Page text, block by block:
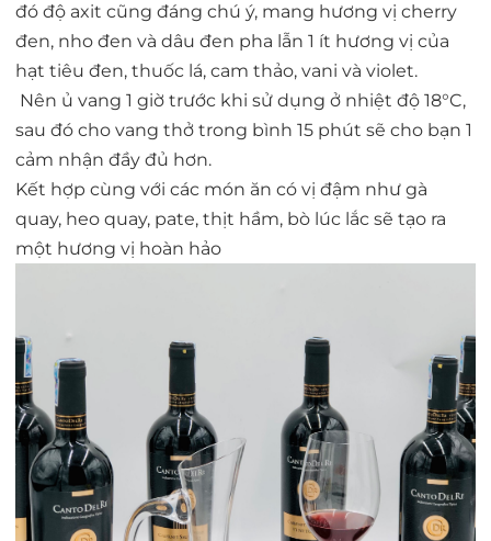
đó độ axit cũng đáng chú ý, mang hương vị cherry
đen, nho đen và dâu đen pha lẫn 1 ít hương vị của
hạt tiêu đen, thuốc lá, cam thảo, vani và violet.
Nên ủ vang 1 giờ trước khi sử dụng ở nhiệt độ 18°C,
sau đó cho vang thở trong bình 15 phút sẽ cho bạn 1
cảm nhận đầy đủ hơn.
Kết hợp cùng với các món ăn có vị đậm như gà
quay, heo quay, pate, thịt hầm, bò lúc lắc sẽ tạo ra
một hương vị hoàn hảo